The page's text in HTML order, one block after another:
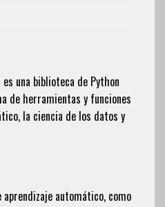
es una biblioteca de Python
de herramientas y funciones
la ciencia de los datos y
automático, como